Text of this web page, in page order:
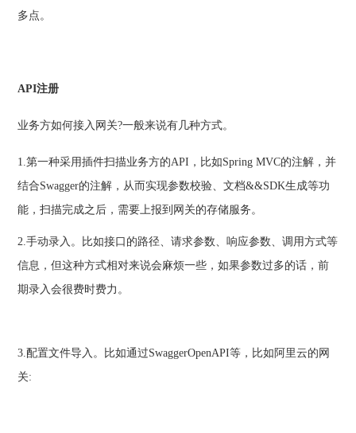
多点。
API注册
业务方如何接入网关?一般来说有几种方式。
1.第一种采用插件扫描业务方的API，比如Spring MVC的注解，并
结合Swagger的注解，从而实现参数校验、文档&&SDK生成等功
能，扫描完成之后，需要上报到网关的存储服务。
2.手动录入。比如接口的路径、请求参数、响应参数、调用方式等
信息，但这种方式相对来说会麻烦一些，如果参数过多的话，前
期录入会很费时费力。
3.配置文件导入。比如通过SwaggerOpenAPI等，比如阿里云的网
关: